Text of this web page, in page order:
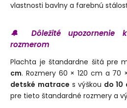
vlastnosti bavlny a farebnú
🔔 Dôležité upozornenie
rozmerom
Plachta je štandardne šitá pre
cm. Rozmery 60 × 120 cm a 70
detské matrace s výškou do 10
pre tieto štandardné rozmery a